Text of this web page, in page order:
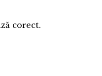
corect.